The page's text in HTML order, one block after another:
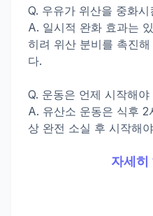
Q. 우유가 위산을 중화시
A. 일시적 완화 효과는
히려 위산 분비를 촉진
다.
Q. 운동은 언제 시작해야
A. 유산소 운동은 식후
상 완전 소실 후 시작해
자세히